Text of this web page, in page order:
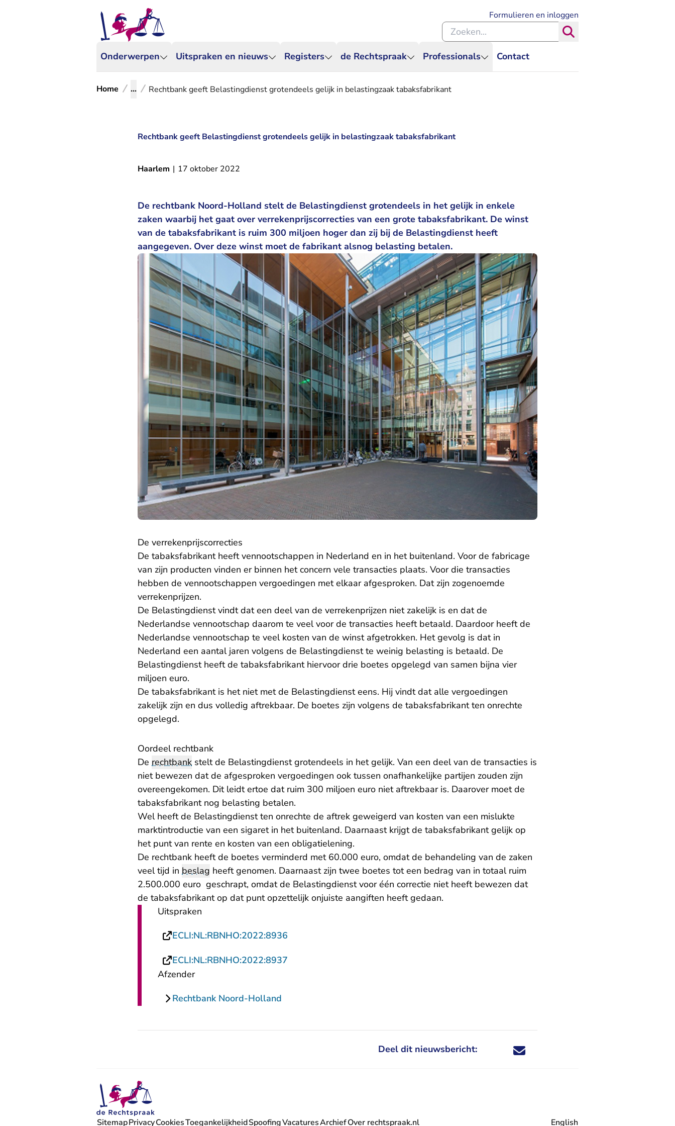
Onderwerpen Uitspraken en nieuws Registers de Rechtspraak Professionals Contact
Formulieren en inloggen
Zoeken binnen de Rechtspraak
Home ... Rechtbank geeft Belastingdienst grotendeels gelijk in belastingzaak tabaksfabrikant
Rechtbank geeft Belastingdienst grotendeels gelijk in belastingzaak tabaksfabrikant
Haarlem | 17 oktober 2022
De rechtbank Noord-Holland stelt de Belastingdienst grotendeels in het gelijk in enkele
zaken waarbij het gaat over verrekenprijscorrecties van een grote tabaksfabrikant. De winst
van de tabaksfabrikant is ruim 300 miljoen hoger dan zij bij de Belastingdienst heeft
aangegeven. Over deze winst moet de fabrikant alsnog belasting betalen.
De verrekenprijscorrecties
De tabaksfabrikant heeft vennootschappen in Nederland en in het buitenland. Voor de fabricage
van zijn producten vinden er binnen het concern vele transacties plaats. Voor die transacties
hebben de vennootschappen vergoedingen met elkaar afgesproken. Dat zijn zogenoemde
verrekenprijzen.
De Belastingdienst vindt dat een deel van de verrekenprijzen niet zakelijk is en dat de
Nederlandse vennootschap daarom te veel voor de transacties heeft betaald. Daardoor heeft de
Nederlandse vennootschap te veel kosten van de winst afgetrokken. Het gevolg is dat in
Nederland een aantal jaren volgens de Belastingdienst te weinig belasting is betaald. De
Belastingdienst heeft de tabaksfabrikant hiervoor drie boetes opgelegd van samen bijna vier
miljoen euro.
De tabaksfabrikant is het niet met de Belastingdienst eens. Hij vindt dat alle vergoedingen
zakelijk zijn en dus volledig aftrekbaar. De boetes zijn volgens de tabaksfabrikant ten onrechte
opgelegd.
Oordeel rechtbank
De rechtbank stelt de Belastingdienst grotendeels in het gelijk. Van een deel van de transacties is
niet bewezen dat de afgesproken vergoedingen ook tussen onafhankelijke partijen zouden zijn
overeengekomen. Dit leidt ertoe dat ruim 300 miljoen euro niet aftrekbaar is. Daarover moet de
tabaksfabrikant nog belasting betalen.
Wel heeft de Belastingdienst ten onrechte de aftrek geweigerd van kosten van een mislukte
marktintroductie van een sigaret in het buitenland. Daarnaast krijgt de tabaksfabrikant gelijk op
het punt van rente en kosten van een obligatielening.
De rechtbank heeft de boetes verminderd met 60.000 euro, omdat de behandeling van de zaken
veel tijd in beslag heeft genomen. Daarnaast zijn twee boetes tot een bedrag van in totaal ruim
2.500.000 euro geschrapt, omdat de Belastingdienst voor één correctie niet heeft bewezen dat
de tabaksfabrikant op dat punt opzettelijk onjuiste aangiften heeft gedaan.
Uitspraken
ECLI:NL:RBNHO:2022:8936
ECLI:NL:RBNHO:2022:8937
Afzender
Rechtbank Noord-Holland
Deel dit nieuwsbericht: Deel dit nieuwsbericht via X - U verlaat
Deel dit nieuwsbericht via Facebook - U
Deel dit nieuwsbericht via e-mail
Deel dit nieuwsbericht via LinkedIn - U
SitemapPrivacyCookiesToegankelijkheidSpoofingVacaturesArchiefOver rechtspraak.nl English